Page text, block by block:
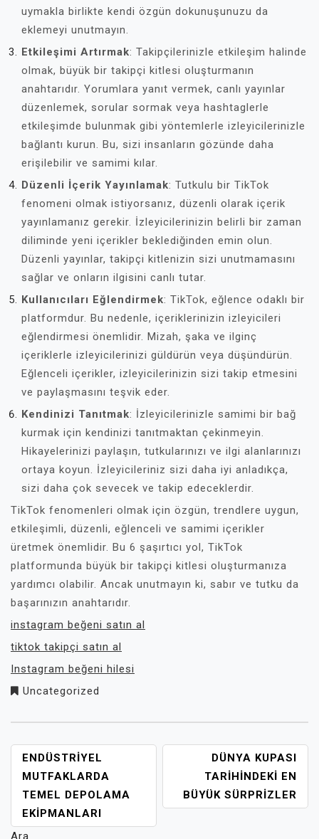
uymakla birlikte kendi özgün dokunuşunuzu da
eklemeyi unutmayın.
Etkileşimi Artırmak: Takipçilerinizle etkileşim halinde
olmak, büyük bir takipçi kitlesi oluşturmanın
anahtarıdır. Yorumlara yanıt vermek, canlı yayınlar
düzenlemek, sorular sormak veya hashtaglerle
etkileşimde bulunmak gibi yöntemlerle izleyicilerinizle
bağlantı kurun. Bu, sizi insanların gözünde daha
erişilebilir ve samimi kılar.
Düzenli İçerik Yayınlamak: Tutkulu bir TikTok
fenomeni olmak istiyorsanız, düzenli olarak içerik
yayınlamanız gerekir. İzleyicilerinizin belirli bir zaman
diliminde yeni içerikler beklediğinden emin olun.
Düzenli yayınlar, takipçi kitlenizin sizi unutmamasını
sağlar ve onların ilgisini canlı tutar.
Kullanıcıları Eğlendirmek: TikTok, eğlence odaklı bir
platformdur. Bu nedenle, içeriklerinizin izleyicileri
eğlendirmesi önemlidir. Mizah, şaka ve ilginç
içeriklerle izleyicilerinizi güldürün veya düşündürün.
Eğlenceli içerikler, izleyicilerinizin sizi takip etmesini
ve paylaşmasını teşvik eder.
Kendinizi Tanıtmak: İzleyicilerinizle samimi bir bağ
kurmak için kendinizi tanıtmaktan çekinmeyin.
Hikayelerinizi paylaşın, tutkularınızı ve ilgi alanlarınızı
ortaya koyun. İzleyicileriniz sizi daha iyi anladıkça,
sizi daha çok sevecek ve takip edeceklerdir.
TikTok fenomenleri olmak için özgün, trendlere uygun,
etkileşimli, düzenli, eğlenceli ve samimi içerikler
üretmek önemlidir. Bu 6 şaşırtıcı yol, TikTok
platformunda büyük bir takipçi kitlesi oluşturmanıza
yardımcı olabilir. Ancak unutmayın ki, sabır ve tutku da
başarınızın anahtarıdır.
instagram beğeni satın al
tiktok takipçi satın al
Instagram beğeni hilesi
Uncategorized
YAZI
GEZINMESI
ENDÜSTRIYEL
MUTFAKLARDA
TEMEL DEPOLAMA
EKIPMANLARI
DÜNYA KUPASI
TARIHINDEKI EN
BÜYÜK SÜRPRIZLER
Ara